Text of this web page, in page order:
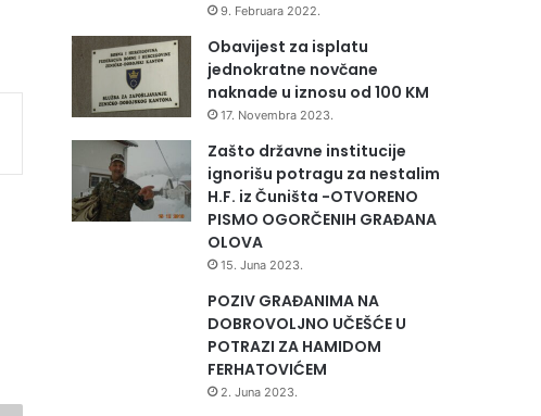
9. Februara 2022.
Obavijest za isplatu
jednokratne novčane
naknade u iznosu od 100 KM
17. Novembra 2023.
Zašto državne institucije
ignorišu potragu za nestalim
H.F. iz Čuništa -OTVORENO
PISMO OGORČENIH GRAĐANA
OLOVA
15. Juna 2023.
POZIV GRAĐANIMA NA
DOBROVOLJNO UČEŠĆE U
POTRAZI ZA HAMIDOM
FERHATOVIĆEM
2. Juna 2023.